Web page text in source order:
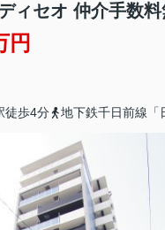
ィセオ 仲介手数
円
徒歩4分
地下鉄千日前線「